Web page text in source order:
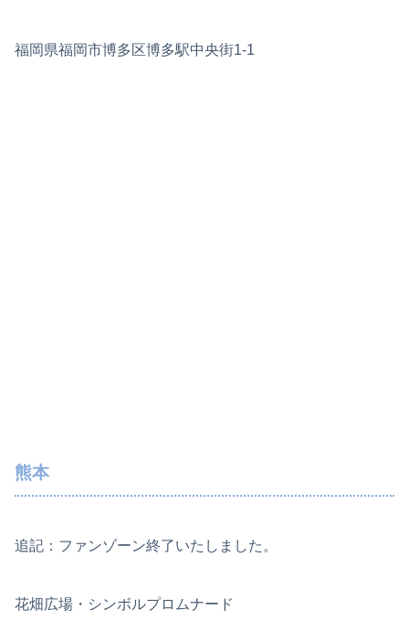
福岡県福岡市博多区博多駅中央街1-1
熊本
追記：ファンゾーン終了いたしました。
花畑広場・シンボルプロムナード